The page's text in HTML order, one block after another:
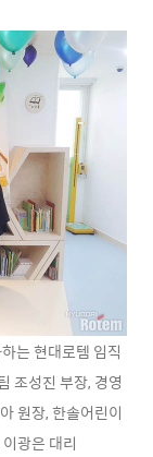
는 현대로템 임직
조성진 부장, 경영
원장, 한솔어린이
광은 대리